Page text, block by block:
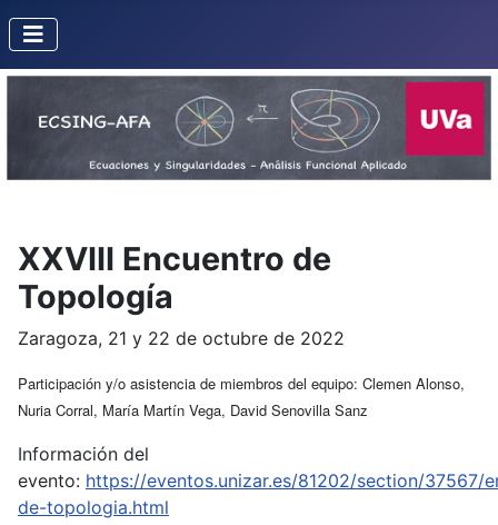
XXVIII Encuentro de
Topología
Zaragoza, 21 y 22 de octubre de 2022
Participación y/o asistencia de miembros del equipo: Clemen Alonso,
Nuria Corral, María Martín Vega, David Senovilla Sanz
Información del
evento: https://eventos.unizar.es/81202/section/37567/
de-topologia.html